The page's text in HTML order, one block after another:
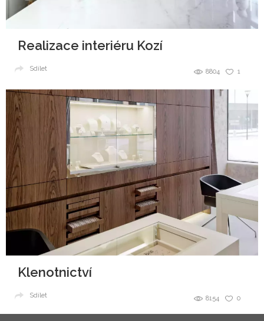
Realizace interiéru Kozí
1
8804
Sdílet
Klenotnictví
0
8154
Sdílet